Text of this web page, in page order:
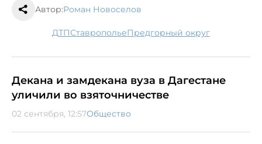
Автор:Роман Новоселов
ДТП Ставрополье Предгорный округ
Декана и замдекана вуза в Дагестане
уличили во взяточничестве
02 сентября, 12:57Общество